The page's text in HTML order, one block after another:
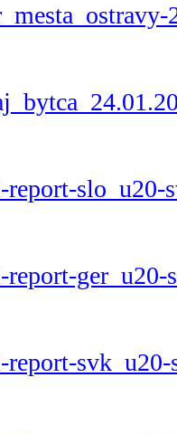
report-slo_u20-
report-
report-